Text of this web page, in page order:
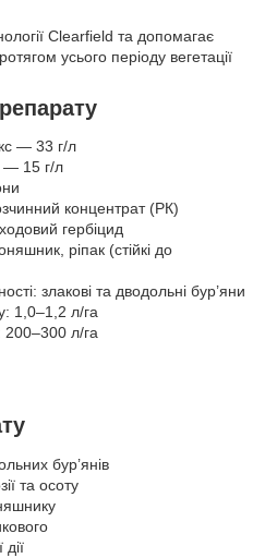
Clearfield та допомагає
усього періоду вегетації
— 33 г/л
— 15 г/л
концентрат (РК)
гербіцид
ріпак (стійкі до
злакові та дводольні бур’яни
1,0–1,2 л/га
200–300 л/га
бур’янів
та осоту